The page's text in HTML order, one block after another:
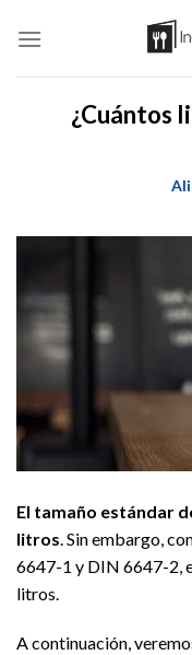
¿Cuántos
El tamaño estándar
litros . Sin embargo,
6647-1 y DIN 6647-2,
litros.
A continuación,